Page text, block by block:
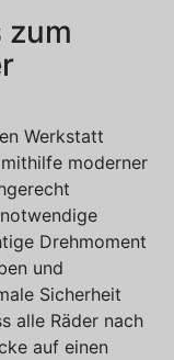
zum
Werkstatt
moderner
Drehmoment
und
Sicherheit
alle Räder nach
auf einen